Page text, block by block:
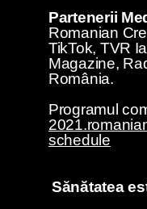
Partenerii
Romanian
TikTok, TVR
Magazine,
România.
Programul
schedule
Sănătatea